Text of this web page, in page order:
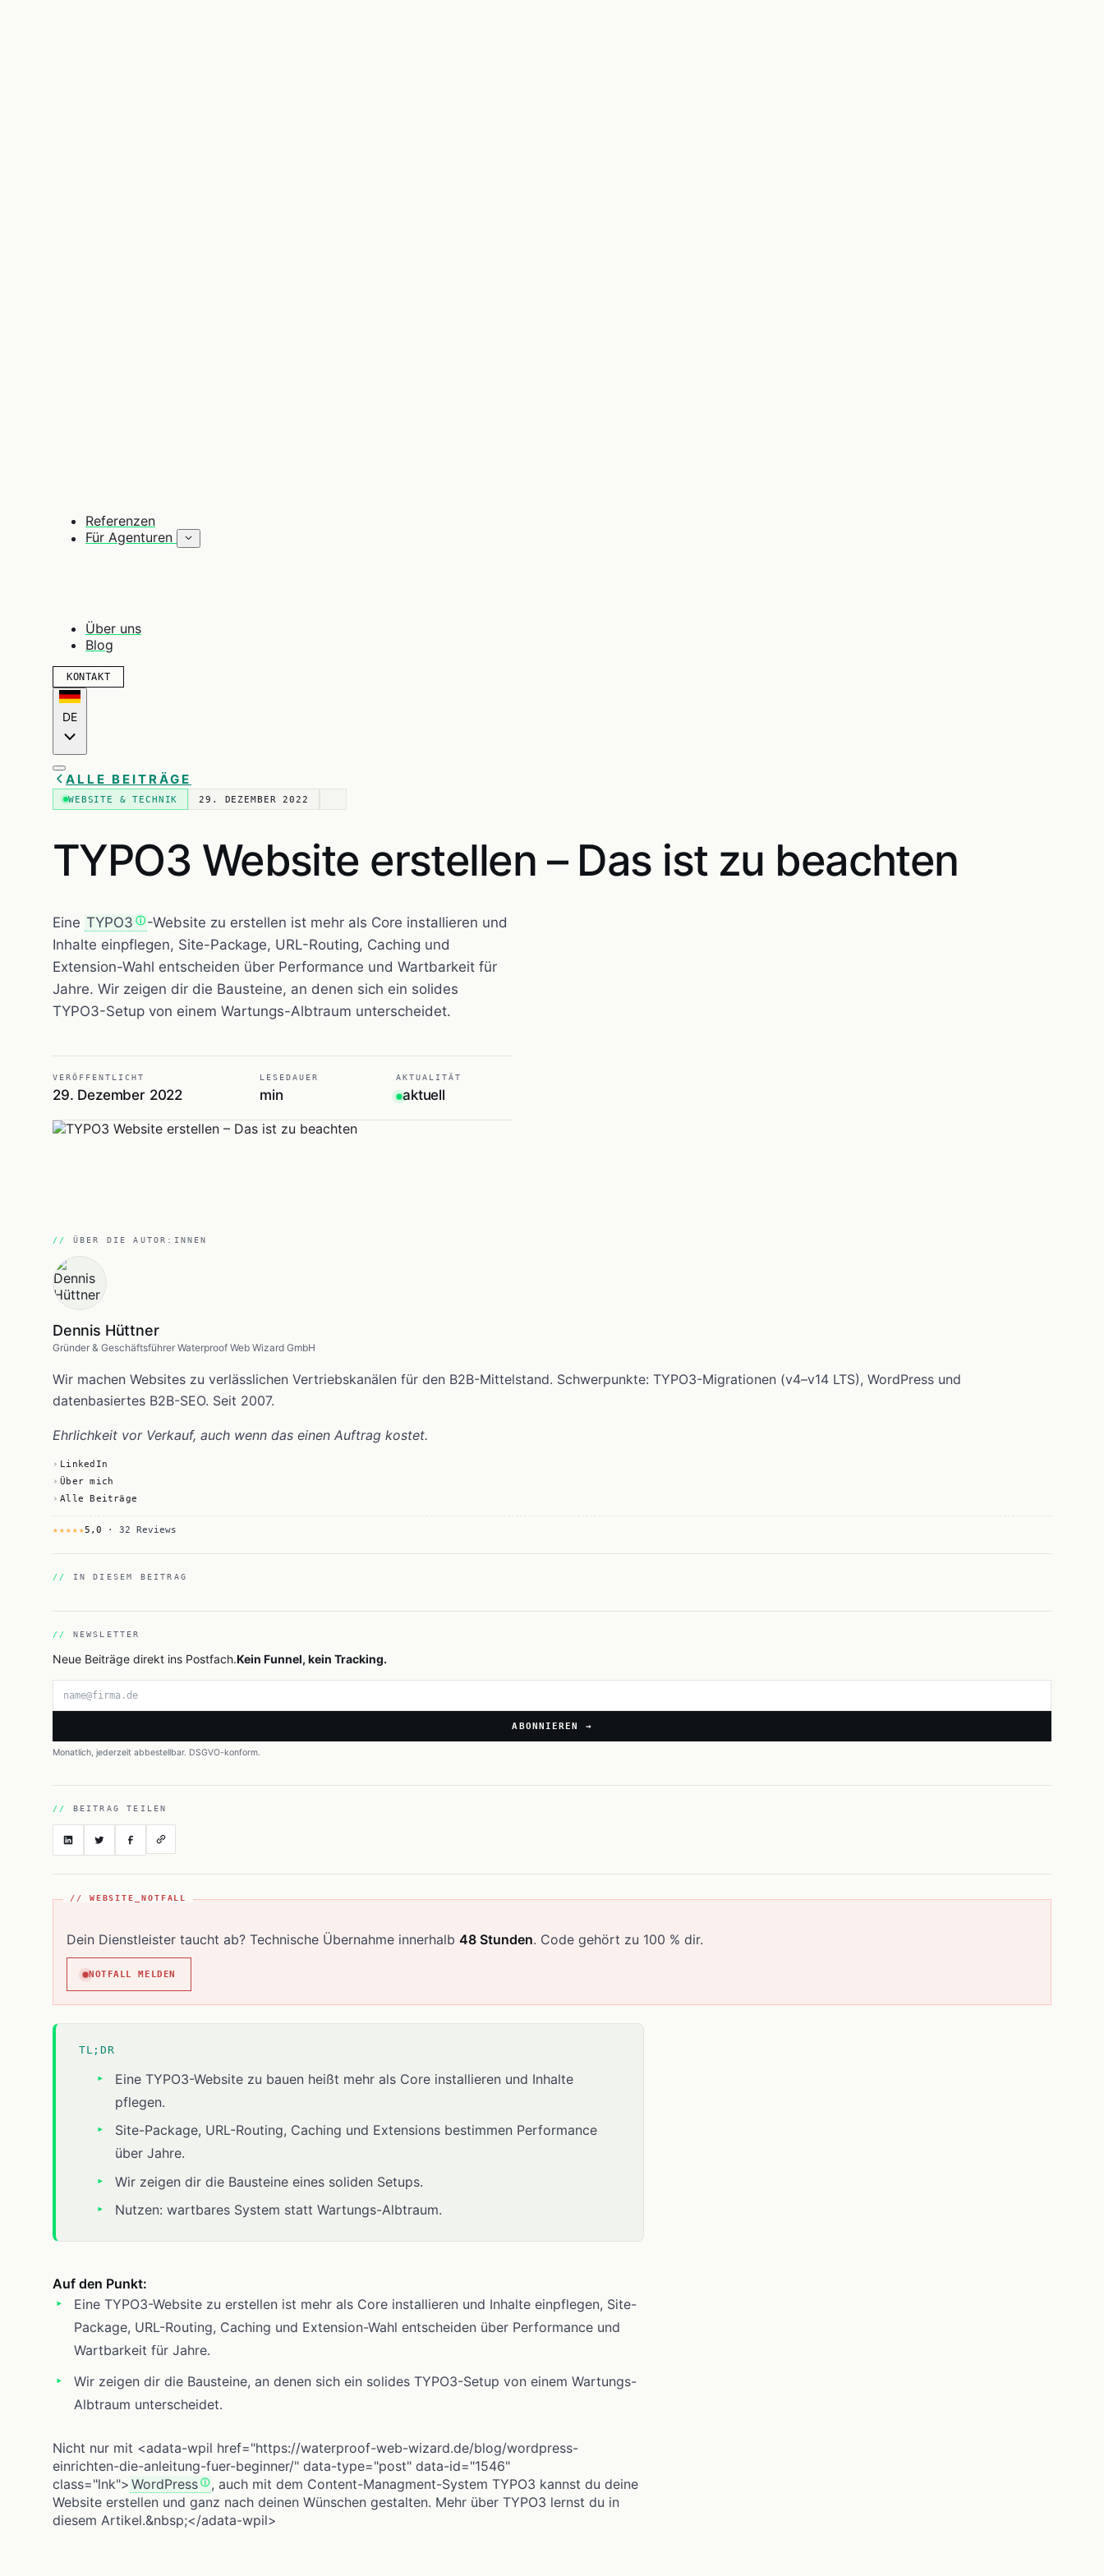
Referenzen
Für Agenturen
Über uns
Blog
KONTAKT
DE
ALLE BEITRÄGE
WEBSITE & TECHNIK 29. DEZEMBER 2022
TYPO3 Website erstellen – Das ist zu beachten
Eine TYPO3
-Website zu erstellen ist mehr als Core installieren und
Inhalte einpflegen, Site-Package, URL-Routing, Caching und
Extension-Wahl entscheiden über Performance und Wartbarkeit für
Jahre. Wir zeigen dir die Bausteine, an denen sich ein solides
TYPO3-Setup von einem Wartungs-Albtraum unterscheidet.
VERÖFFENTLICHT
29. Dezember 2022
LESEDAUER
min
AKTUALITÄT
aktuell
ÜBER DIE AUTOR:INNEN
Dennis Hüttner
Gründer & Geschäftsführer Waterproof Web Wizard GmbH
Wir machen Websites zu verlässlichen Vertriebskanälen für den B2B-Mittelstand. Schwerpunkte: TYPO3-Migrationen (v4–v14 LTS), WordPress und
datenbasiertes B2B-SEO. Seit 2007.
Ehrlichkeit vor Verkauf, auch wenn das einen Auftrag kostet.
LinkedIn
Über mich
Alle Beiträge
★★★★★5,0 · 32 Reviews
IN DIESEM BEITRAG
NEWSLETTER
Neue Beiträge direkt ins Postfach.Kein Funnel, kein Tracking.
E-Mail-Adresse
ABONNIEREN →
Monatlich, jederzeit abbestellbar. DSGVO-konform.
BEITRAG TEILEN
// WEBSITE_NOTFALL
Dein Dienstleister taucht ab? Technische Übernahme innerhalb 48 Stunden. Code gehört zu 100 % dir.
NOTFALL MELDEN
TL;DR
Eine TYPO3-Website zu bauen heißt mehr als Core installieren und Inhalte
pflegen.
Site-Package, URL-Routing, Caching und Extensions bestimmen Performance
über Jahre.
Wir zeigen dir die Bausteine eines soliden Setups.
Nutzen: wartbares System statt Wartungs-Albtraum.
Auf den Punkt:
Eine TYPO3-Website zu erstellen ist mehr als Core installieren und Inhalte einpflegen, Site-
Package, URL-Routing, Caching und Extension-Wahl entscheiden über Performance und
Wartbarkeit für Jahre.
Wir zeigen dir die Bausteine, an denen sich ein solides TYPO3-Setup von einem Wartungs-
Albtraum unterscheidet.
Nicht nur mit <adata-wpil href="https://waterproof-web-wizard.de/blog/wordpress-
einrichten-die-anleitung-fuer-beginner/" data-type="post" data-id="1546"
class="lnk"> WordPress
, auch mit dem Content-Managment-System TYPO3 kannst du deine
Website erstellen und ganz nach deinen Wünschen gestalten. Mehr über TYPO3 lernst du in
diesem Artikel.&nbsp;</adata-wpil>